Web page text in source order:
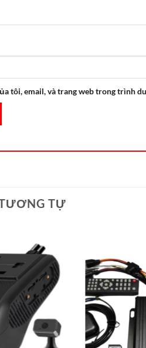
tôi, email, và trang web trong trình
TỰ